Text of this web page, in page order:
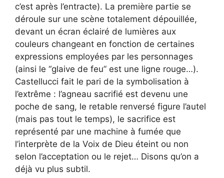
c’est après l’entracte). La première partie se
déroule sur une scène totalement dépouillée,
devant un écran éclairé de lumières aux
couleurs changeant en fonction de certaines
expressions employées par les personnages
(ainsi le “glaive de feu” est une ligne rouge…).
Castellucci fait le pari de la symbolisation à
l’extrême : l’agneau sacrifié est devenu une
poche de sang, le retable renversé figure l’autel
(mais pas tout le temps), le sacrifice est
représenté par une machine à fumée que
l’interprète de la Voix de Dieu éteint ou non
selon l’acceptation ou le rejet… Disons qu’on a
déjà vu plus subtil.